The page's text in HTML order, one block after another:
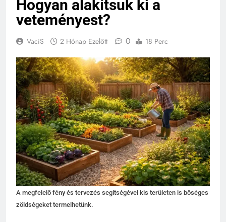
Hogyan alakítsuk ki a
veteményest?
VaciS 2 Hónap Ezelőtt 0 18 Perc
A megfelelő fény és tervezés segítségével kis területen is bőséges
zöldségeket termelhetünk.